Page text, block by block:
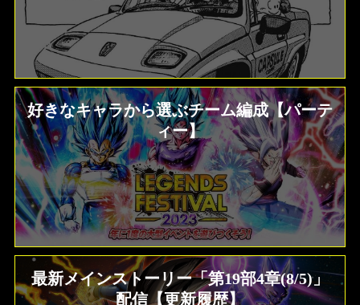
好きなキャラから選ぶチーム編成【パーテ
ィー】
ソウル一覧効果、ステータス比較 ドラゴ
ンボールZ クロスキーパーズ
最新メインストーリー「第19部4章(8/5)」
配信【更新履歴】